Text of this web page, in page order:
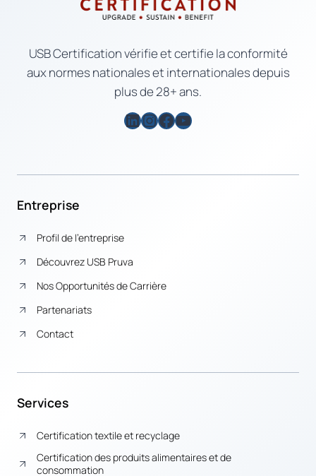
USB Certification vérifie et certifie la conformité
aux normes nationales et internationales depuis
plus de 28+ ans.
LinkedIn
Instagram
Facebook
YouTube
Entreprise
Profil de l’entreprise
Découvrez USB Pruva
Nos Opportunités de Carrière
Partenariats
Contact
Services
Certification textile et recyclage
Certification des produits alimentaires et de
consommation